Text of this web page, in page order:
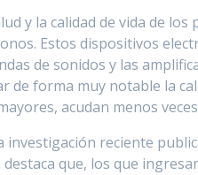
y la calidad de vida de
Estos dispositivos
de sonidos y las
de forma muy notable la
acudan menos
investigación reciente
que, los que